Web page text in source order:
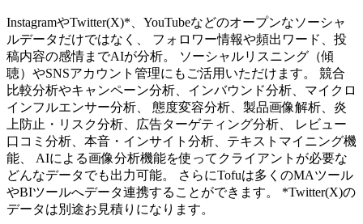
InstagramやTwitter(X)*、YouTubeなどのオープンなソーシャ
ルデータだけではなく、 フォロワー情報や頻出ワード、投
稿内容の感情までAIが分析。 ソーシャルリスニング（傾
聴）やSNSアカウント管理にもご活用いただけます。 競合
比較分析やキャンペーン分析、インバウンド分析、マイクロ
インフルエンサー分析、 態度変容分析、製品画像解析、炎
上防止・リスク分析、広告ターゲティング分析、 レビュー
口コミ分析、本音・インサイト分析、テキストマイニング機
能、 AIによる画像分析機能を使ってクライアントが必要な
どんなデータでも出力可能。 さらにTofuは多くのMAツール
やBIツールへデータ連携することができます。 *Twitter(X)の
データは別途お見積りになります。